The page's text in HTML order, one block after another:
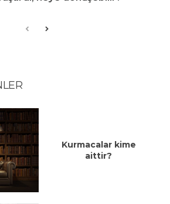
Kurmacalar kime
aittir?